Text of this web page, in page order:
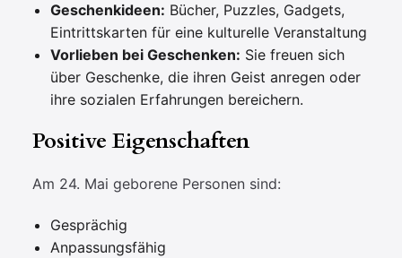
Geschenkideen: Bücher, Puzzles, Gadgets,
Eintrittskarten für eine kulturelle Veranstaltung
Vorlieben bei Geschenken: Sie freuen sich
über Geschenke, die ihren Geist anregen oder
ihre sozialen Erfahrungen bereichern.
Positive Eigenschaften
Am 24. Mai geborene Personen sind:
Gesprächig
Anpassungsfähig